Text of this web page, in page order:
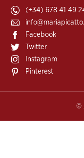
(+34) 678 41 49
Facebook
Twitter
Instagram
Pinterest
©